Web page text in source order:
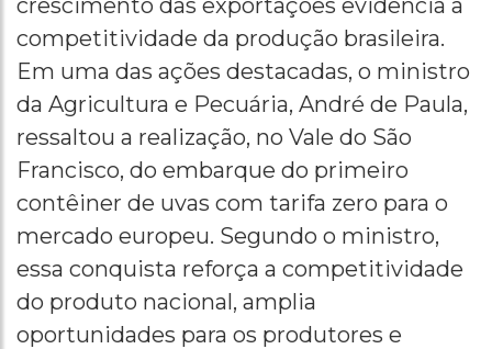
crescimento das exportações evidencia a
competitividade da produção brasileira.
Em uma das ações destacadas, o ministro
da Agricultura e Pecuária, André de Paula,
ressaltou a realização, no Vale do São
Francisco, do embarque do primeiro
contêiner de uvas com tarifa zero para o
mercado europeu. Segundo o ministro,
essa conquista reforça a competitividade
do produto nacional, amplia
oportunidades para os produtores e